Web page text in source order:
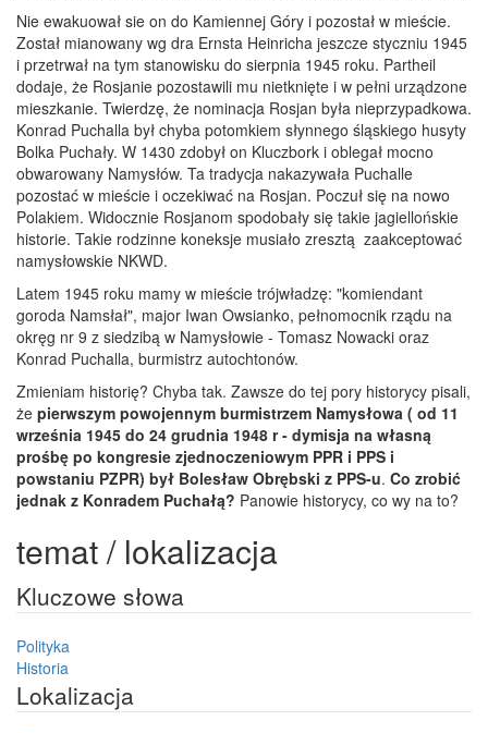
Nie ewakuował sie on do Kamiennej Góry i pozostał w mieście.
Został mianowany wg dra Ernsta Heinricha jeszcze styczniu 1945
i przetrwał na tym stanowisku do sierpnia 1945 roku. Partheil
dodaje, że Rosjanie pozostawili mu nietknięte i w pełni urządzone
mieszkanie. Twierdzę, że nominacja Rosjan była nieprzypadkowa.
Konrad Puchalla był chyba potomkiem słynnego śląskiego husyty
Bolka Puchały. W 1430 zdobył on Kluczbork i oblegał mocno
obwarowany Namysłów. Ta tradycja nakazywała Puchalle
pozostać w mieście i oczekiwać na Rosjan. Poczuł się na nowo
Polakiem. Widocznie Rosjanom spodobały się takie jagiellońskie
historie. Takie rodzinne koneksje musiało zresztą zaakceptować
namysłowskie NKWD.
Latem 1945 roku mamy w mieście trójwładzę: "komiendant
goroda Namsłał", major Iwan Owsianko, pełnomocnik rządu na
okręg nr 9 z siedzibą w Namysłowie - Tomasz Nowacki oraz
Konrad Puchalla, burmistrz autochtonów.
Zmieniam historię? Chyba tak. Zawsze do tej pory historycy pisali,
że pierwszym powojennym burmistrzem Namysłowa ( od 11
września 1945 do 24 grudnia 1948 r - dymisja na własną
prośbę po kongresie zjednoczeniowym PPR i PPS i
powstaniu PZPR) był Bolesław Obrębski z PPS-u. Co zrobić
jednak z Konradem Puchałą? Panowie historycy, co wy na to?
temat / lokalizacja
Kluczowe słowa
Polityka
Historia
Lokalizacja